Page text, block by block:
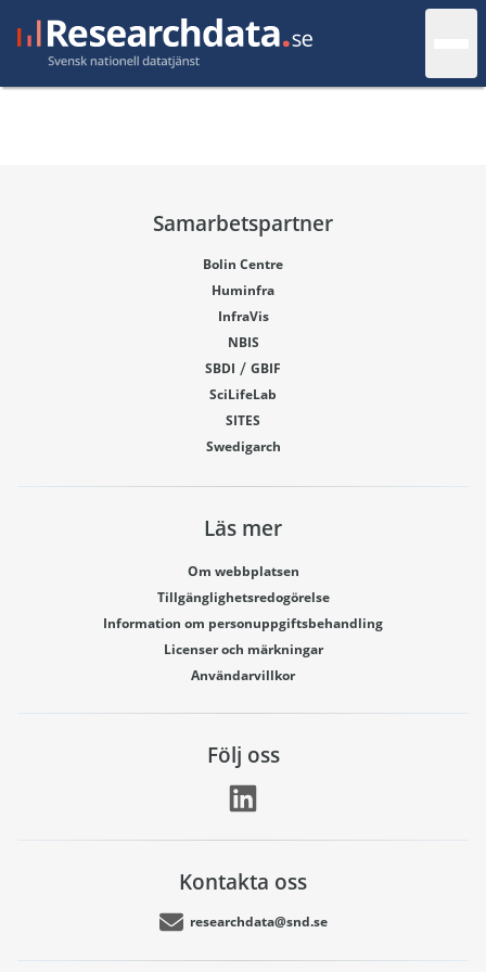
Samarbetspartner
Bolin Centre
Huminfra
InfraVis
NBIS
SBDI / GBIF
SciLifeLab
SITES
Swedigarch
Läs mer
Om webbplatsen
Tillgänglighetsredogörelse
Information om personuppgiftsbehandling
Licenser och märkningar
Användarvillkor
Följ oss
Kontakta oss
researchdata@snd.se